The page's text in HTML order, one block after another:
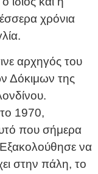
χρόνια
αρχηγός του
Δόκιμων της
1970,
που σήμερα
Εξακολούθησε να
στην πάλη, το